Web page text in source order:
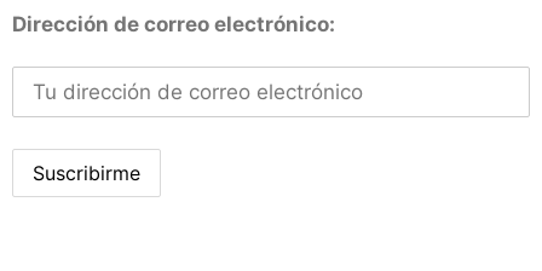
Dirección de correo electrónico: